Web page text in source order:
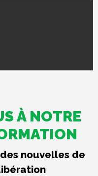
À NOTRE
nouvelles de